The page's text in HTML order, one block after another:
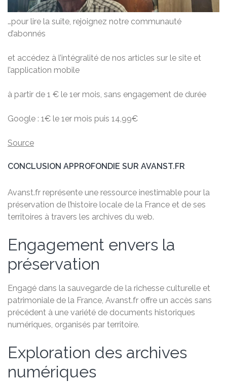
…pour lire la suite, rejoignez notre communauté
d’abonnés
et accédez à l’intégralité de nos articles sur le site et
l’application mobile
à partir de 1 € le 1er mois, sans engagement de durée
Google : 1€ le 1er mois puis 14,99€
Source
CONCLUSION APPROFONDIE SUR AVANST.FR
Avanst.fr représente une ressource inestimable pour la
préservation de l’histoire locale de la France et de ses
territoires à travers les archives du web.
Engagement envers la
préservation
Engagé dans la sauvegarde de la richesse culturelle et
patrimoniale de la France, Avanst.fr offre un accès sans
précédent à une variété de documents historiques
numériques, organisés par territoire.
Exploration des archives
numériques